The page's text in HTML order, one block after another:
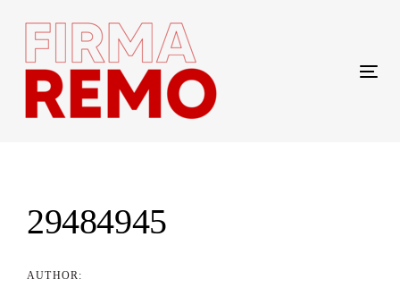
content
29484945
AUTHOR:
navigation